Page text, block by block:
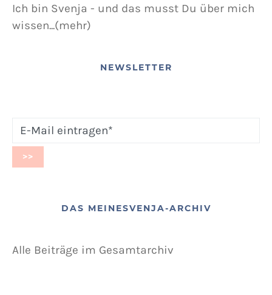
Ich bin Svenja - und das musst Du über mich
wissen...(mehr)
NEWSLETTER
DAS MEINESVENJA-ARCHIV
Alle Beiträge im Gesamtarchiv